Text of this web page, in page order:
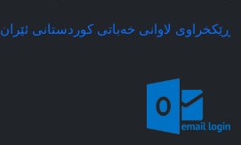
ڕێکخراوی لاوانی خه‌باتی کوردستانی ئێران